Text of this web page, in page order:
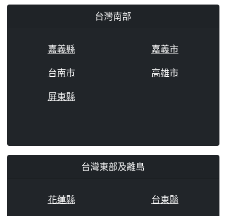
台灣南部
嘉義縣
嘉義市
台南市
高雄市
屏東縣
台灣東部及離島
花蓮縣 台東縣